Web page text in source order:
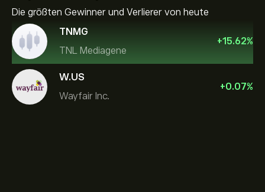
Die größten Gewinner und Verlierer von heute
TNMG
TNL Mediagene
+15.62%
W.US
Wayfair Inc.
+0.07%